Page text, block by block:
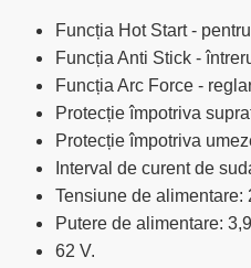
Funcția Hot Start -
Funcția Anti Stick -
Funcția Arc Force -
Protecție împotriva
Protecție împotriva
Interval de curent de
Tensiune de alimentare:
Putere de alimentare:
62 V.